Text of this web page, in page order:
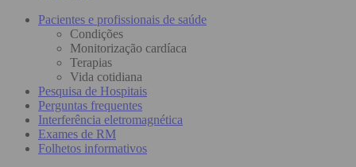
Pacientes e profissionais de saúde
Condições
Monitorização cardíaca
Terapias
Vida cotidiana
Pesquisa de Hospitais
Perguntas frequentes
Interferência eletromagnética
Exames de RM
Folhetos informativos